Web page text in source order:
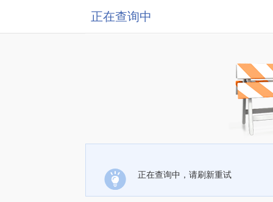
正在查询中
正在查询中，请刷新重试